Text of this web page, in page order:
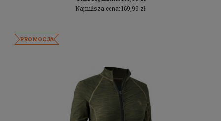
Najniższa cena:169,99 zł
PROMOCJA